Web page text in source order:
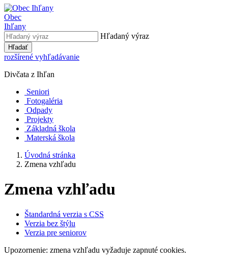
Obec
Ihľany
Hľadaný výraz
Hľadať
rozšírené vyhľadávanie
Divčata z Ihľan
Seniori
Fotogaléria
Odpady
Projekty
Základná škola
Materská škola
Úvodná stránka
Zmena vzhľadu
Zmena vzhľadu
Štandardná verzia s CSS
Verzia bez štýlu
Verzia pre seniorov
Upozornenie: zmena vzhľadu vyžaduje zapnuté cookies.